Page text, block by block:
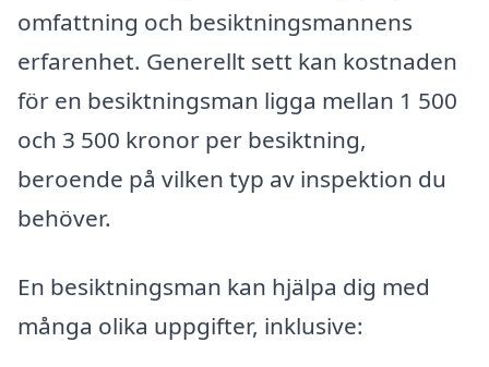
omfattning och besiktningsmannens
erfarenhet. Generellt sett kan kostnaden
för en besiktningsman ligga mellan 1 500
och 3 500 kronor per besiktning,
beroende på vilken typ av inspektion du
behöver.
En besiktningsman kan hjälpa dig med
många olika uppgifter, inklusive: